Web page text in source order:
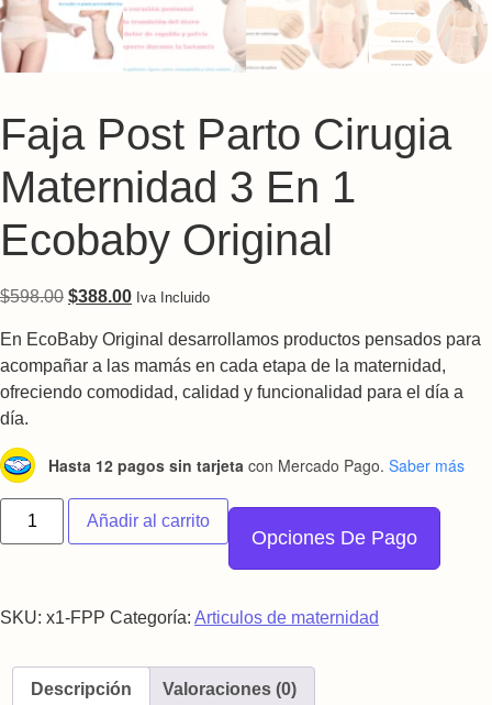
Faja Post Parto Cirugia
Maternidad 3 En 1
Ecobaby Original
$598.00 Original price was: $598.00.
$388.00Current price is: $388.00.
Iva Incluido
En EcoBaby Original desarrollamos productos pensados para
acompañar a las mamás en cada etapa de la maternidad,
ofreciendo comodidad, calidad y funcionalidad para el día a
día.
Hasta 12 pagos sin tarjeta con Mercado Pago. Saber más
Faja Post Parto Cirugia Maternidad 3 En 1 Ecobaby Original
Añadir al carrito
Opciones De Pago
SKU: x1-FPP Categoría: Articulos de maternidad
Descripción Valoraciones (0)